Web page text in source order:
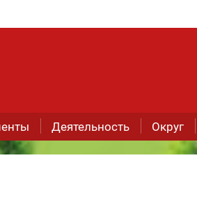
Деятельность Округ